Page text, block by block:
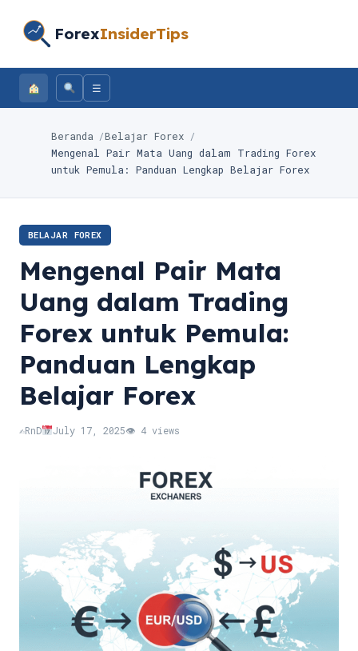
ForexInsiderTips
☰
Beranda
Belajar Forex
Mengenal Pair Mata Uang dalam Trading Forex
untuk Pemula: Panduan Lengkap Belajar Forex
BELAJAR FOREX
Mengenal Pair Mata
Uang dalam Trading
Forex untuk Pemula:
Panduan Lengkap
Belajar Forex
✍️RnD July 17, 2025👁 4 views